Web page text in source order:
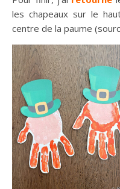
les chapeaux sur le
centre de la paume